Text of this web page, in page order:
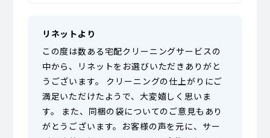
リネットより
この度は数ある宅配クリーニングサービスの
中から、リネットをお選びいただきありがと
うございます。 クリーニングの仕上がりにご
満足いただけたようで、大変嬉しく思いま
す。 また、同梱の袋についてのご意見もあり
がとうございます。お客様の声を元に、サー